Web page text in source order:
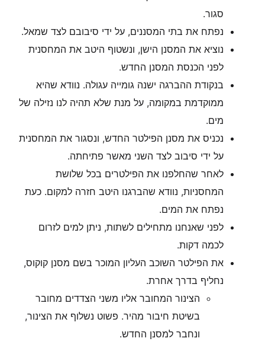
סגור.
נפתח את בתי המסננים, על ידי סיבובם לצד שמאל.
נוציא את המסנן הישן, ונשטוף היטב את המחסנית
לפני הכנסת המסנן החדש.
בנקודת ההברגה ישנה גומייה עגולה. נוודא שהיא
ממוקדמת במקומה, על מנת שלא תהיה לנו נזילה של
מים.
נכניס את מסנן הפילטר החדש, ונסגור את המחסנית
על ידי סיבוב לצד השני מאשר פתיחתה.
לאחר שהחלפנו את הפילטרים בכל שלושת
המחסניות, נוודא שהברגנו היטב חזרה למקום. כעת
נפתח את המים.
לפני שאנחנו מתחילים לשתות, ניתן למים לזרום
לכמה דקות.
את הפילטר השוכב העליון המוכר בשם מסנן קוקוס,
נחליף בדרך אחרת.
הצינור המחובר אליו משני הצדדים מחובר
בשיטת חיבור מהיר. פשוט נשלוף את הצינור,
ונחבר למסנן החדש.